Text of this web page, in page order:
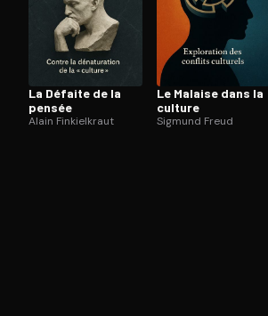
La Défaite de la
pensée
Alain Finkielkraut
Le Malaise dans la
culture
Sigmund Freud